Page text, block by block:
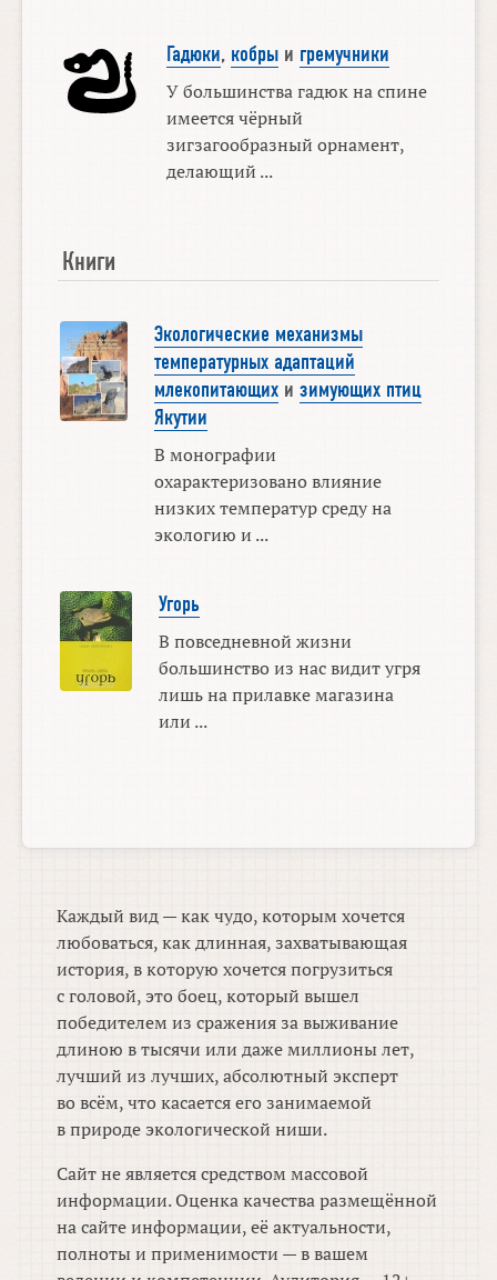
Гадюки, кобрыи гремучники
У большинства гадюк на спине
имеется чёрный
зигзагообразный орнамент,
делающий ...
Книги
Экологические механизмы
температурных адаптаций
млекопитающихи зимующих птиц
Якутии
В монографии
охарактеризовано влияние
низких температур среду на
экологию и ...
Угорь
В повседневной жизни
большинство из нас видит угря
лишь на прилавке магазина
или ...
Каждый вид — как чудо, которым хочется
любоваться, как длинная, захватывающая
история, в которую хочется погрузиться
с головой, это боец, который вышел
победителем из сражения за выживание
длиною в тысячи или даже миллионы лет,
лучший из лучших, абсолютный эксперт
во всём, что касается его занимаемой
в природе экологической ниши.
Сайт не является средством массовой
информации. Оценка качества размещённой
на сайте информации, её актуальности,
полноты и применимости — в вашем